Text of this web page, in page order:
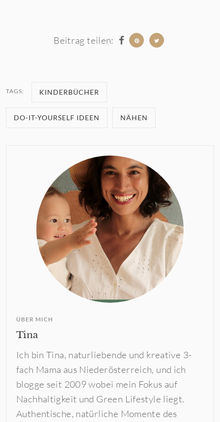
Beitrag teilen:
TAGS: KINDERBÜCHER
DO-IT-YOURSELF IDEEN NÄHEN
ÜBER MICH
Tina
Ich bin Tina, naturliebende und kreative 3-
fach Mama aus Niederösterreich, und ich
blogge seit 2009 wobei mein Fokus auf
Nachhaltigkeit und Green Lifestyle liegt.
Authentische, natürliche Momente des